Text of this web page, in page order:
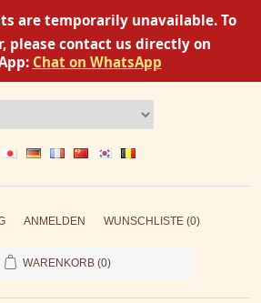
are temporarily unavailable. To
please contact us directly on
Chat on WhatsApp
ANMELDEN WUNSCHLISTE (0)
WARENKORB (0)